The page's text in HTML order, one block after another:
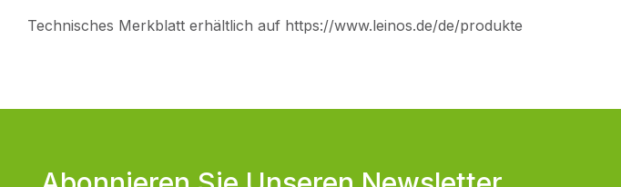
Technisches Merkblatt erhältlich auf https://www.leinos.de/de/produkte